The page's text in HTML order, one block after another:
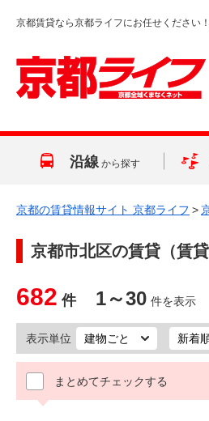
京都賃貸なら京都ライフにお任せください
沿線 から探す
京都の賃貸情報サイト 京都ライフ >
京都市北区の賃貸（賃
682 件 1～30 件を表示
表示単位
まとめてチェックする